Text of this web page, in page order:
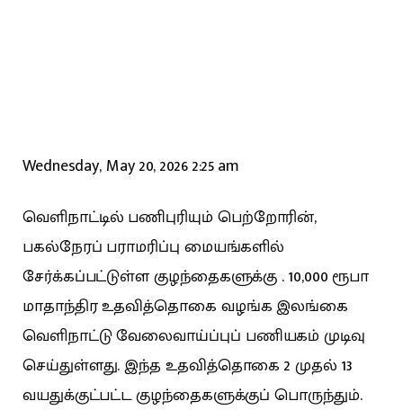
Wednesday, May 20, 2026 2:25 am
வெளிநாட்டில் பணிபுரியும் பெற்றோரின்,
பகல்நேரப் பராமரிப்பு மையங்களில்
சேர்க்கப்பட்டுள்ள குழந்தைகளுக்கு . 10,000 ரூபா
மாதாந்திர உதவித்தொகை வழங்க இலங்கை
வெளிநாட்டு வேலைவாய்ப்புப் பணியகம் முடிவு
செய்துள்ளது. இந்த உதவித்தொகை 2 முதல் 13
வயதுக்குட்பட்ட குழந்தைகளுக்குப் பொருந்தும்.